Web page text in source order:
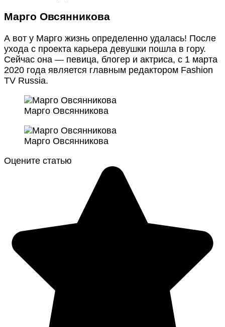
Марго Овсянникова
А вот у Марго жизнь определенно удалась! После
ухода с проекта карьера девушки пошла в гору.
Сейчас она — певица, блогер и актриса, с 1 марта
2020 года является главным редактором Fashion
TV Russia.
Марго Овсянникова
Марго Овсянникова
Оцените статью